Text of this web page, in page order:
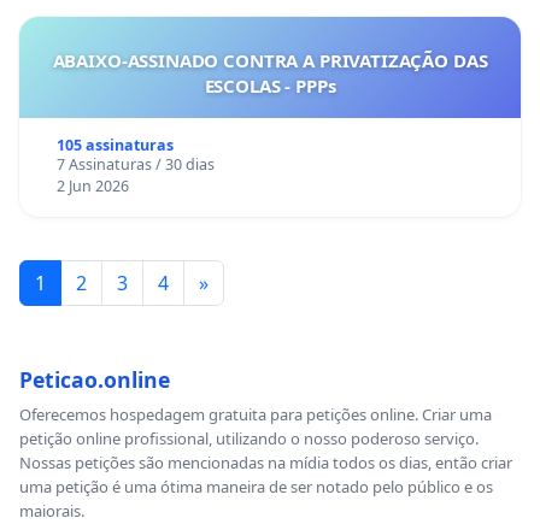
ABAIXO-ASSINADO CONTRA A PRIVATIZAÇÃO DAS
ESCOLAS - PPPs
105 assinaturas
7 Assinaturas / 30 dias
2 Jun 2026
1 2 3 4 »
Peticao.online
Oferecemos hospedagem gratuita para petições online. Criar uma
petição online profissional, utilizando o nosso poderoso serviço.
Nossas petições são mencionadas na mídia todos os dias, então criar
uma petição é uma ótima maneira de ser notado pelo público e os
maiorais.